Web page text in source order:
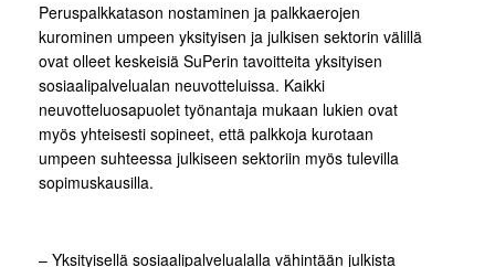
Peruspalkkatason nostaminen ja palkkaerojen
kurominen umpeen yksityisen ja julkisen sektorin välillä
ovat olleet keskeisiä SuPerin tavoitteita yksityisen
sosiaalipalvelualan neuvotteluissa. Kaikki
neuvotteluosapuolet työnantaja mukaan lukien ovat
myös yhteisesti sopineet, että palkkoja kurotaan
umpeen suhteessa julkiseen sektoriin myös tulevilla
sopimuskausilla.
– Yksityisellä sosiaalipalvelualalla vähintään julkista